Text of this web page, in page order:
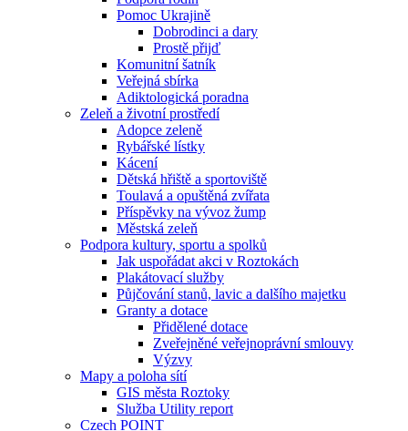
Pomoc Ukrajině
Dobrodinci a dary
Prostě přijď
Komunitní šatník
Veřejná sbírka
Adiktologická poradna
Zeleň a životní prostředí
Adopce zeleně
Rybářské lístky
Kácení
Dětská hřiště a sportoviště
Toulavá a opuštěná zvířata
Příspěvky na vývoz žump
Městská zeleň
Podpora kultury, sportu a spolků
Jak uspořádat akci v Roztokách
Plakátovací služby
Půjčování stanů, lavic a dalšího majetku
Granty a dotace
Přidělené dotace
Zveřejněné veřejnoprávní smlouvy
Výzvy
Mapy a poloha sítí
GIS města Roztoky
Služba Utility report
Czech POINT